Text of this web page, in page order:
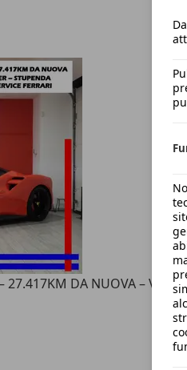
27.417KM DA NUOVA –